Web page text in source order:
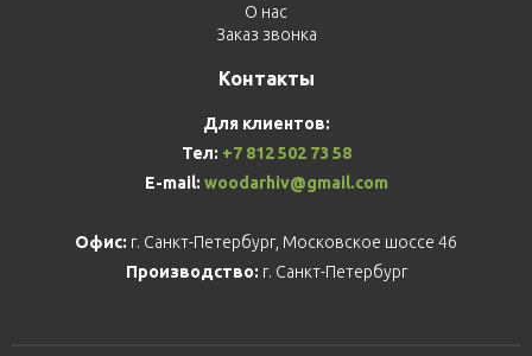
О нас
Заказ звонка
Контакты
Для клиентов:
Тел: +7 812 502 73 58
E-mail: woodarhiv@gmail.com
Офис: г. Санкт-Петербург, Московское шоссе 46
Производство: г. Санкт-Петербург